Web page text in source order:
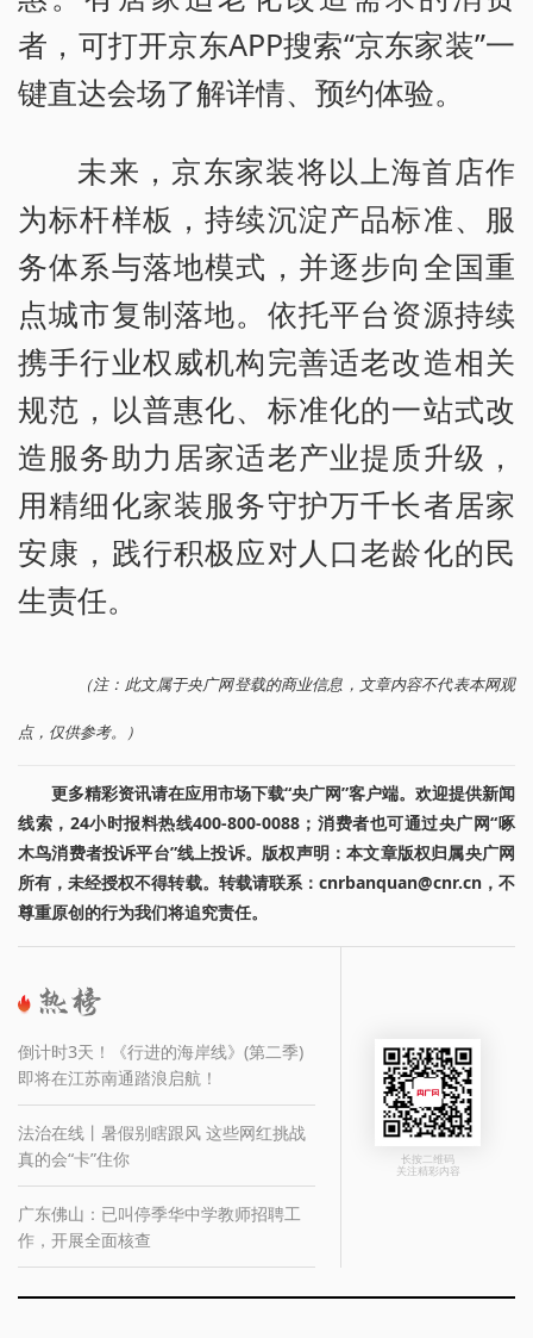
者，可打开京东APP搜索“京东家装”一
键直达会场了解详情、预约体验。
未来，京东家装将以上海首店作
为标杆样板，持续沉淀产品标准、服
务体系与落地模式，并逐步向全国重
点城市复制落地。依托平台资源持续
携手行业权威机构完善适老改造相关
规范，以普惠化、标准化的一站式改
造服务助力居家适老产业提质升级，
用精细化家装服务守护万千长者居家
安康，践行积极应对人口老龄化的民
生责任。
（注：此文属于央广网登载的商业信息，文章内容不代表本网观
点，仅供参考。）
更多精彩资讯请在应用市场下载“央广网”客户端。欢迎提供新闻
线索，24小时报料热线400-800-0088；消费者也可通过央广网“啄
木鸟消费者投诉平台”线上投诉。版权声明：本文章版权归属央广网
所有，未经授权不得转载。转载请联系：cnrbanquan@cnr.cn，不
尊重原创的行为我们将追究责任。
倒计时3天！《行进的海岸线》(第二季)
即将在江苏南通踏浪启航！
法治在线丨暑假别瞎跟风 这些网红挑战
真的会“卡”住你
广东佛山：已叫停季华中学教师招聘工
作，开展全面核查
长按二维码
关注精彩内容